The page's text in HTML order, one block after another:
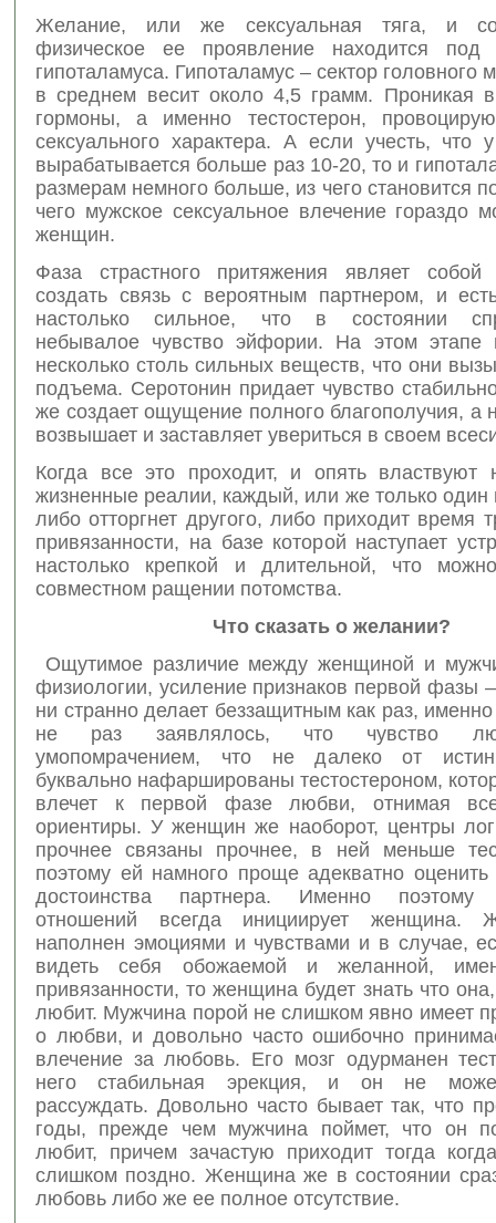
Желание, или же сексуальная тяга, и
физическое ее проявление находится под
гипоталамуса. Гипоталамус – сектор головного
в среднем весит около 4,5 грамм. Проникая в
гормоны, а именно тестостерон,
сексуального характера. А если учесть, что
вырабатывается больше раз 10-20, то и
размерам немного больше, из чего становится
чего мужское сексуальное влечение гораздо
женщин.
Фаза страстного притяжения являет собой
создать связь с вероятным партнером, и
настолько сильное, что в состоянии
небывалое чувство эйфории. На этом этапе
несколько столь сильных веществ, что они
подъема. Серотонин придает чувство
же создает ощущение полного благополучия, а
возвышает и заставляет увериться в своем
Когда все это проходит, и опять властвуют
жизненные реалии, каждый, или же только один
либо отторгнет другого, либо приходит время
привязанности, на базе которой наступает
настолько крепкой и длительной, что
совместном ращении потомства.
Что сказать о желании?
Ощутимое различие между женщиной и
физиологии, усиление признаков первой фазы
ни странно делает беззащитным как раз,
не раз заявлялось, что чувство
умопомрачением, что не далеко от
буквально нафаршированы тестостероном,
влечет к первой фазе любви, отнимая
ориентиры. У женщин же наоборот, центры
прочнее связаны прочнее, в ней меньше
поэтому ей намного проще адекватно оценить
достоинства партнера. Именно поэтому
отношений всегда инициирует женщина.
наполнен эмоциями и чувствами и в случае,
видеть себя обожаемой и желанной,
привязанности, то женщина будет знать что
любит. Мужчина порой не слишком явно имеет
о любви, и довольно часто ошибочно
влечение за любовь. Его мозг одурманен
него стабильная эрекция, и он не
рассуждать. Довольно часто бывает так, что
годы, прежде чем мужчина поймет, что он
любит, причем зачастую приходит тогда
слишком поздно. Женщина же в состоянии
любовь либо же ее полное отсутствие.